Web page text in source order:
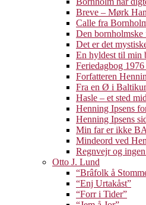
Breve – Mørk
Calle fra
Den
Det er det
En hyldest til min
Feriedagbog
Forfatteren
Fra en Ø i
Hasle – et sted
Henning Ipsens
Henning Ipsens
Min far er ikke
Mindeord ved
Regnvejr og
Otto J. Lund
“Brâfolk å
“Enj Urtakåst”
“Forr i Tider”